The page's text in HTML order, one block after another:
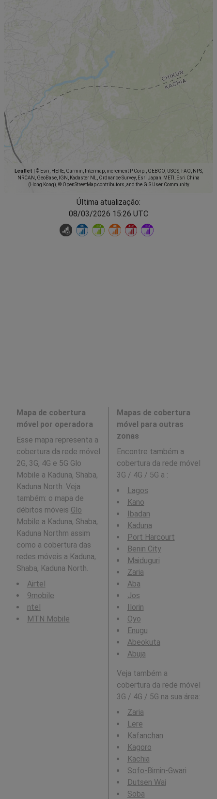
Leaflet
© Esri, HERE, Garmin, Intermap, increment P Corp., GEBCO, USGS, FAO, NPS,
NRCAN, GeoBase, IGN, Kadaster NL, Ordnance Survey, Esri Japan, METI, Esri China
(Hong Kong), © OpenStreetMap contributors, and the GIS User Community
Última atualização:
08/03/2026 15:26 UTC
Mapa de cobertura
móvel por operadora
Esse mapa representa a
cobertura da rede móvel
2G, 3G, 4G e 5G Glo
Mobile a Kaduna, Shaba,
Kaduna North. Veja
também: o mapa de
débitos móveis Glo
Mobile a Kaduna, Shaba,
Kaduna Northm assim
como a cobertura das
redes móveis a Kaduna,
Shaba, Kaduna North.
Airtel
9mobile
ntel
MTN Mobile
Mapas de cobertura
móvel para outras
zonas
Encontre também a
cobertura da rede móvel
3G / 4G / 5G a :
Lagos
Kano
Ibadan
Kaduna
Port Harcourt
Benin City
Maiduguri
Zaria
Aba
Jos
Ilorin
Oyo
Enugu
Abeokuta
Abuja
Veja também a
cobertura da rede móvel
3G / 4G / 5G na sua área:
Zaria
Lere
Kafanchan
Kagoro
Kachia
Sofo-Birnin-Gwari
Dutsen Wai
Soba